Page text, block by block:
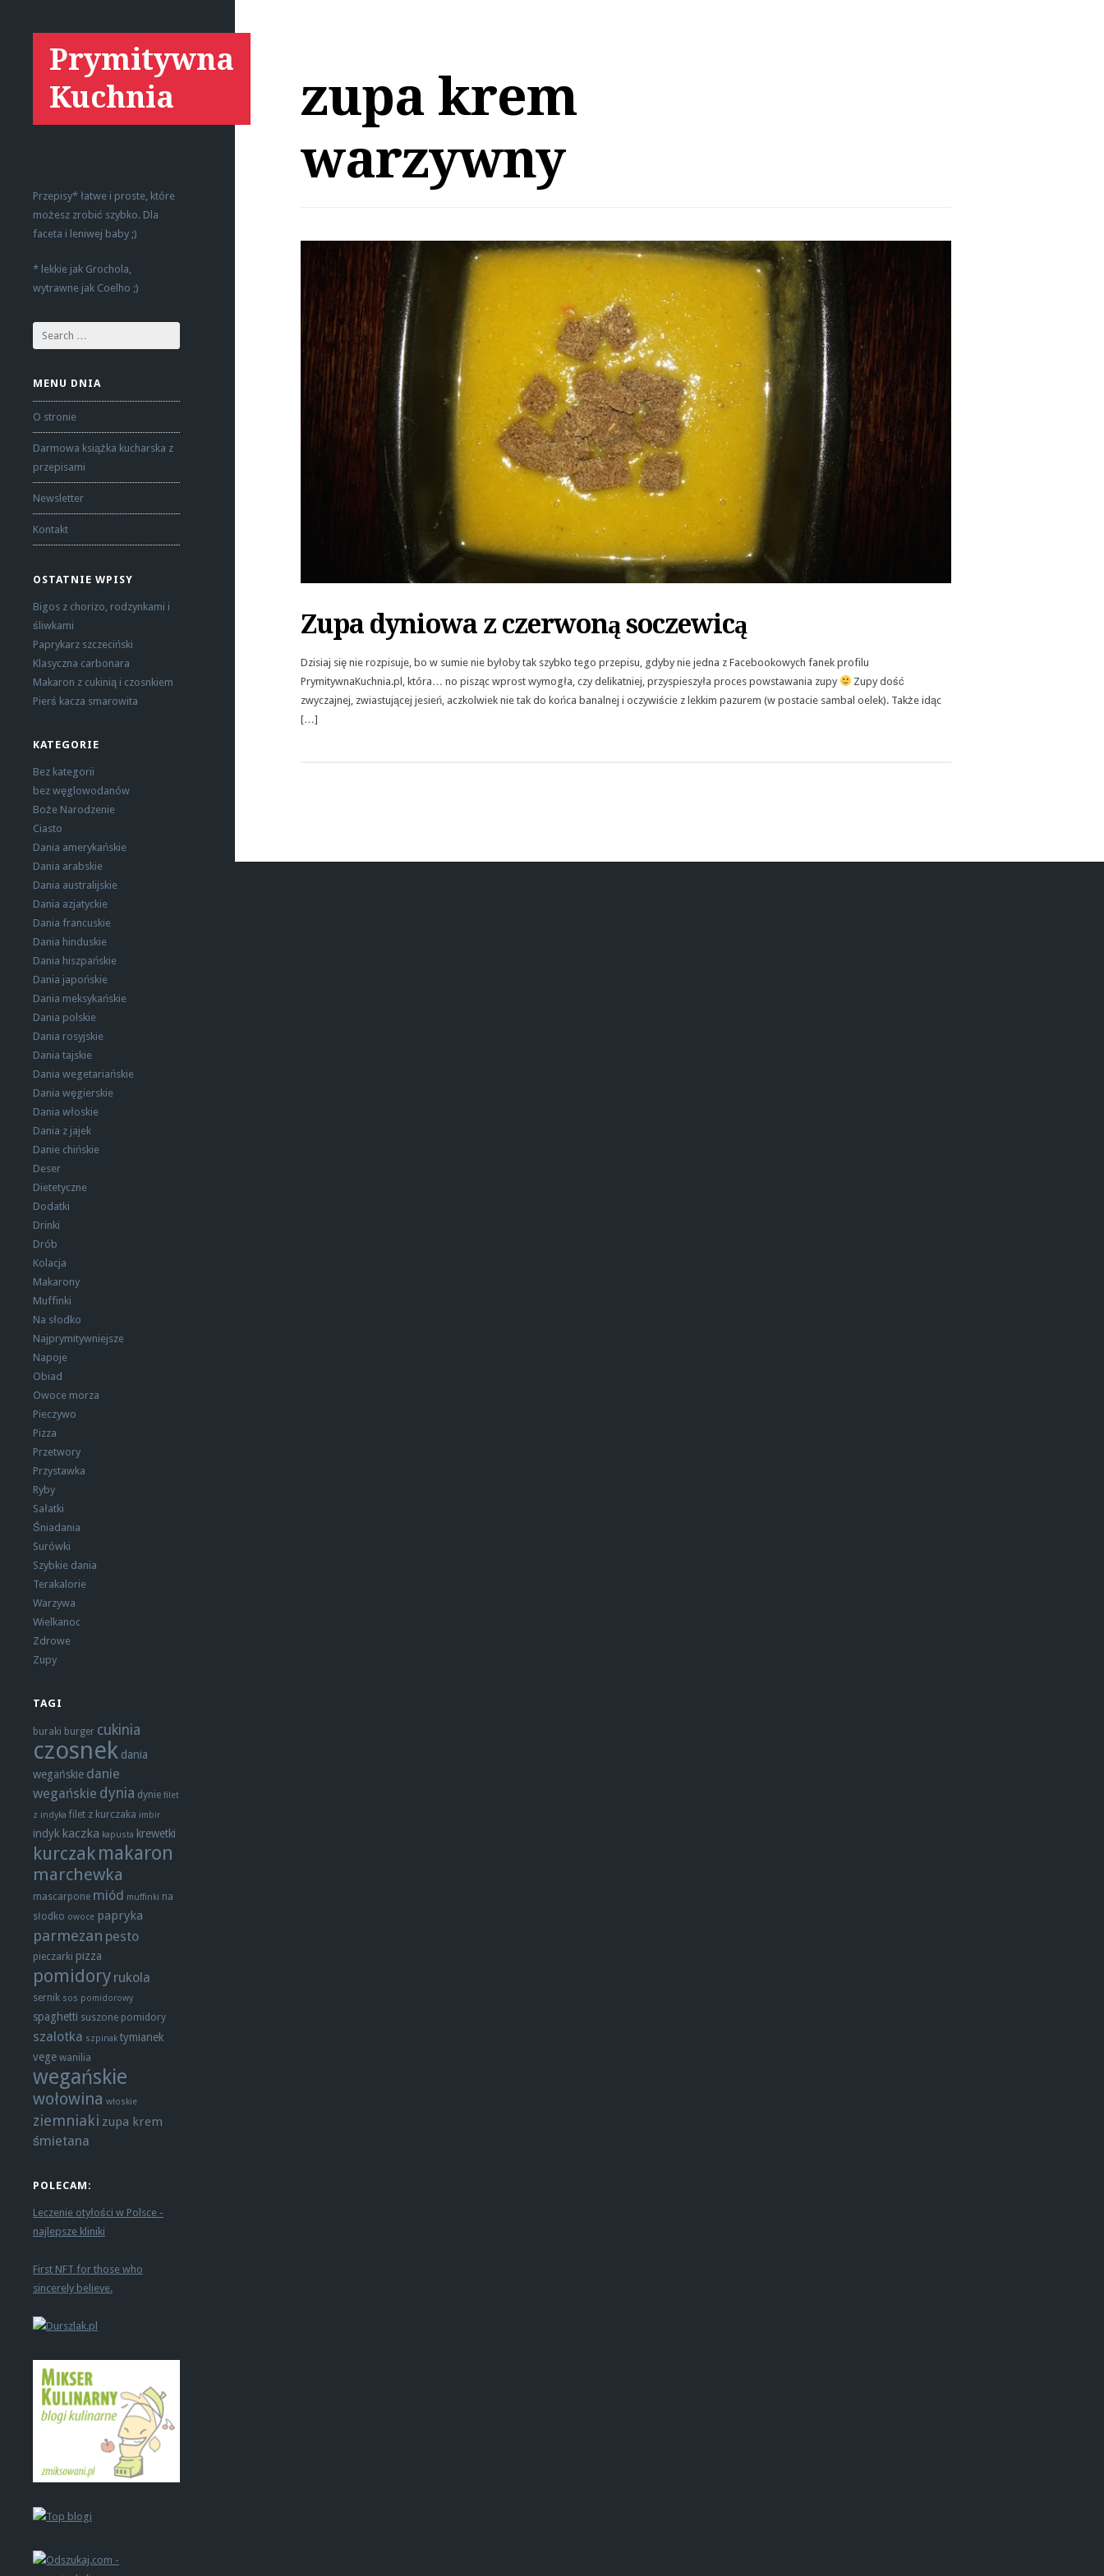
Prymitywna
Kuchnia
Przepisy* łatwe i proste, które
możesz zrobić szybko. Dla
faceta i leniwej baby ;)
* lekkie jak Grochola,
wytrawne jak Coelho ;)
MENU DNIA
O stronie
Darmowa książka kucharska z
przepisami
Newsletter
Kontakt
OSTATNIE WPISY
Bigos z chorizo, rodzynkami i
śliwkami
Paprykarz szczeciński
Klasyczna carbonara
Makaron z cukinią i czosnkiem
Pierś kacza smarowita
KATEGORIE
Bez kategorii
bez węglowodanów
Boże Narodzenie
Ciasto
Dania amerykańskie
Dania arabskie
Dania australijskie
Dania azjatyckie
Dania francuskie
Dania hinduskie
Dania hiszpańskie
Dania japońskie
Dania meksykańskie
Dania polskie
Dania rosyjskie
Dania tajskie
Dania wegetariańskie
Dania węgierskie
Dania włoskie
Dania z jajek
Danie chińskie
Deser
Dietetyczne
Dodatki
Drinki
Drób
Kolacja
Makarony
Muffinki
Na słodko
Najprymitywniejsze
Napoje
Obiad
Owoce morza
Pieczywo
Pizza
Przetwory
Przystawka
Ryby
Sałatki
Śniadania
Surówki
Szybkie dania
Terakalorie
Warzywa
Wielkanoc
Zdrowe
Zupy
TAGI
buraki burger cukinia
czosnek dania
wegańskie danie
wegańskie dynia dynie filet
z indyka filet z kurczaka imbir
indyk kaczka kapusta krewetki
kurczakmakaron
marchewka
mascarpone miód muffinki na
słodko owoce papryka
parmezan pesto
pieczarki pizza
pomidory rukola
sernik sos pomidorowy
spaghetti suszone pomidory
szalotka szpinak tymianek
vege wanilia
wegańskie
wołowina włoskie
ziemniaki zupa krem
śmietana
POLECAM:
Leczenie otyłości w Polsce -
najlepsze kliniki
First NFT for those who
sincerely believe.
zupa krem
warzywny
Zupa dyniowa z czerwoną soczewicą
Dzisiaj się nie rozpisuje, bo w sumie nie byłoby tak szybko tego przepisu, gdyby nie jedna z Facebookowych fanek profilu
PrymitywnaKuchnia.pl, która… no pisząc wprost wymogła, czy delikatniej, przyspieszyła proces powstawania zupy
Zupy dość
zwyczajnej, zwiastującej jesień, aczkolwiek nie tak do końca banalnej i oczywiście z lekkim pazurem (w postacie sambal oelek). Także idąc
[…]